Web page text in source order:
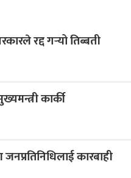
रद्द गर्‍यो तिब्बती
कार्की
कारबाही